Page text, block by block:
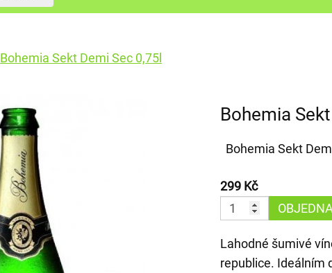
Bohemia Sekt Demi Sec 0,75l
Bohemia
Bohemia Sekt
299 Kč
Lahodné šumivé
republice. Ideálním